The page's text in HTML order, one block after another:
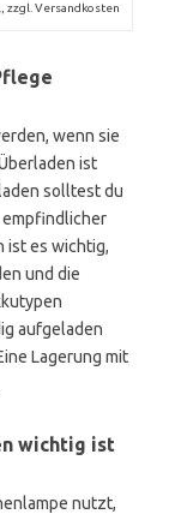
zzgl. Versandkosten
wenn sie
ist
solltest du
empfindlicher
ist es wichtig,
und die
aufgeladen
Lagerung mit
wichtig ist
nutzt,